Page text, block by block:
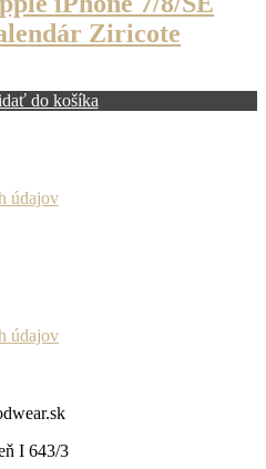
Ziricote
do košíka
údajov
údajov
I 643/3